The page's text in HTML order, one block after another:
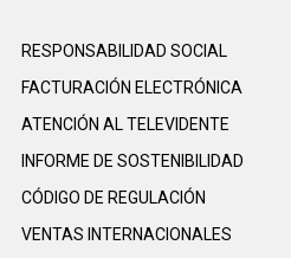
RESPONSABILIDAD SOCIAL
FACTURACIÓN ELECTRÓNICA
ATENCIÓN AL TELEVIDENTE
INFORME DE SOSTENIBILIDAD
CÓDIGO DE REGULACIÓN
VENTAS INTERNACIONALES